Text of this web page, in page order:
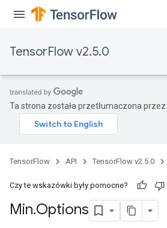
TensorFlow v2.5.0
Ta strona została przetłumaczona przez
TensorFlow API TensorFlow v2.5.0
Czy te wskazówki były pomocne?
Min.Options